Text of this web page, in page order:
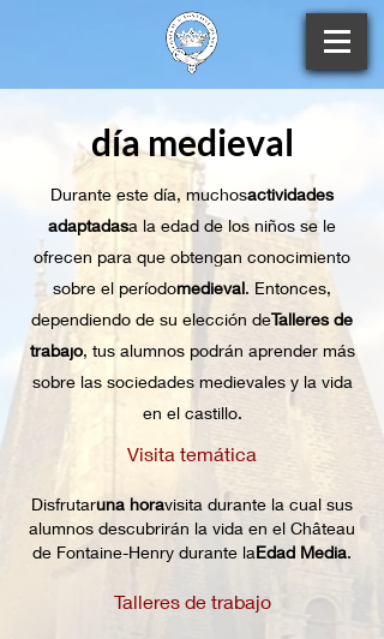
día medieval
Durante este día, muchosactividades
adaptadasa la edad de los niños se le
ofrecen para que obtengan conocimiento
sobre el períodomedieval. Entonces,
dependiendo de su elección deTalleres de
trabajo, tus alumnos podrán aprender más
sobre las sociedades medievales y la vida
en el castillo.
Visita temática
Disfrutaruna horavisita durante la cual sus
alumnos descubrirán la vida en el Château
de Fontaine-Henry durante laEdad Media.
Talleres de trabajo